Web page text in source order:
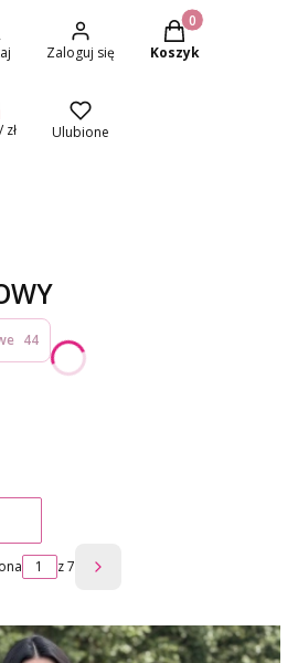
wyszukiwarkę
Zaloguj się
Produkty w
Koszyk
Ulubione
44
z 7 Następne produkty